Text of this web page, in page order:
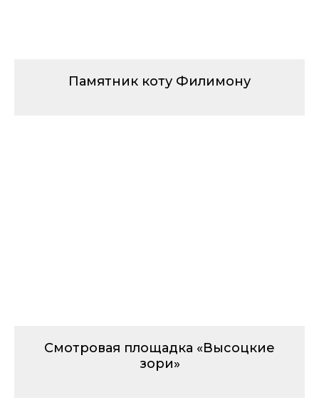
Памятник коту Филимону
Смотровая площадка «Высоцкие
зори»